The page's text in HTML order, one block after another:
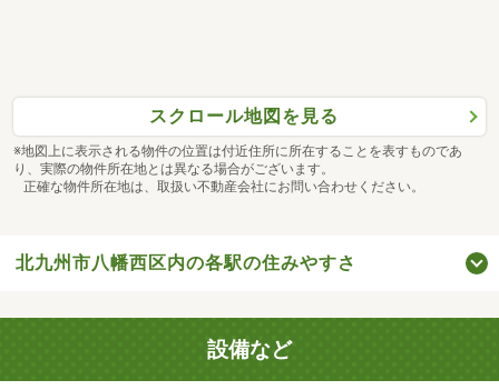
スクロール地図を見る
※地図上に表示される物件の位置は付近住所に所在することを表すものであ
り、実際の物件所在地とは異なる場合がございます。
正確な物件所在地は、取扱い不動産会社にお問い合わせください。
北九州市八幡西区内の各駅の住みやすさ
設備など